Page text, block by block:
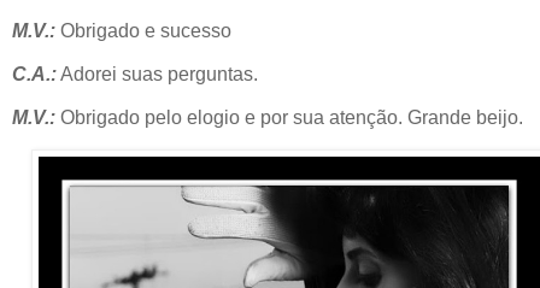
M.V.: Obrigado e sucesso
C.A.:Adorei suas perguntas.
M.V.: Obrigado pelo elogio e por sua atenção. Grande beijo.